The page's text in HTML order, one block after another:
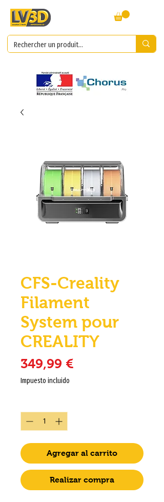
CFS-Creality
Filament
System pour
CREALITY
349,99 €
Impuesto incluido
Agregar al carrito
Realizar compra